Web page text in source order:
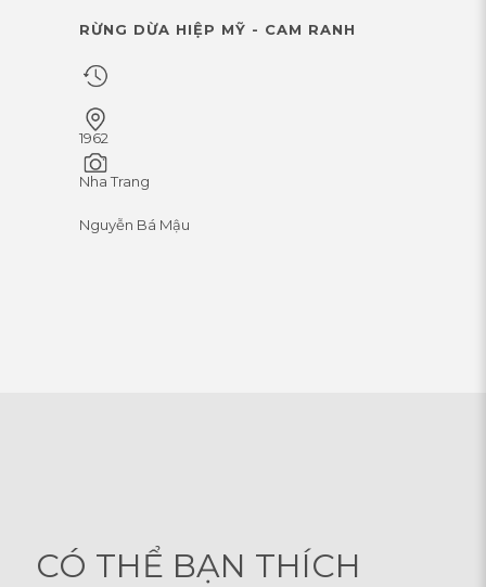
RỪNG DỪA HIỆP MỸ - CAM RANH
1962
Nha Trang
Nguyễn Bá Mậu
CÓ THỂ BẠN THÍCH